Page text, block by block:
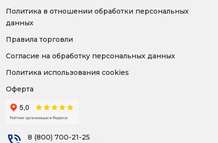
Политика в отношении обработки персональных
данных
Правила торговли
Согласие на обработку персональных данных
Политика использования cookies
Оферта
8 (800) 700-21-25